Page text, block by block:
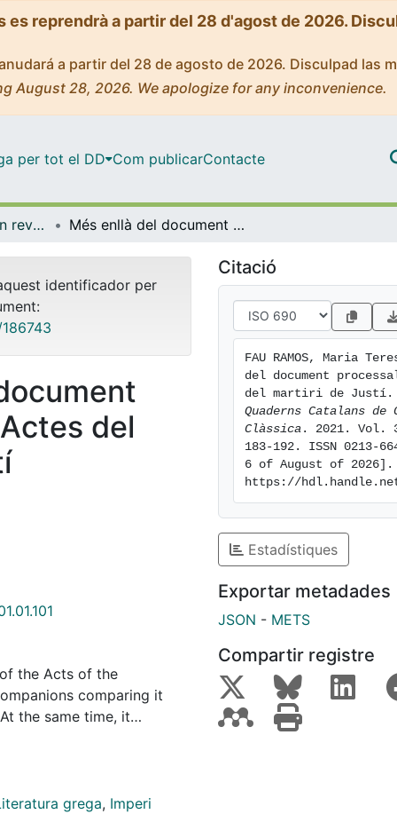
reprendrà a partir del 28 d'agost de 2026.
a partir del 28 de agosto de 2026. Disculpad las
August 28, 2026. We apologize for any inconvenience.
per tot el DD Com publicarContacte
Articles publicats en revistes (Filologia Clàssica, Romànica i Semítica) Més enllà del document processal: les Actes del martiri de Justí
identificador per
del
the Acts of the
comparing it
the same time, it
are by no means
grega, Imperi
Citació
FAU RAMOS, Maria
del document
del martiri de Justí.
Quaderns Catalans de
Clàssica . 2021. Vol.
183-192. ISSN 0213-
6 of August of
https://
Estadístiques
Exportar metadades
JSON - METS
Compartir registre